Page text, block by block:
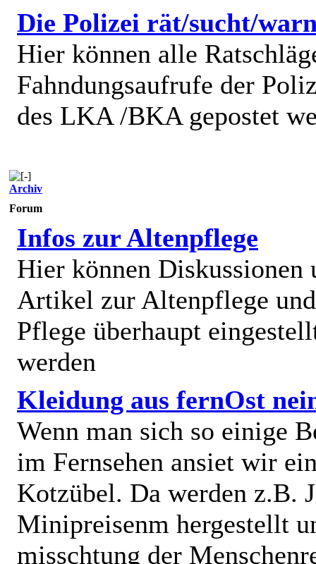
Die Polizei rät/sucht/
Hier können alle
Fahndungsaufrufe der
des LKA /BKA gepostet
Archiv
Forum
Infos zur Altenpflege
Hier können Diskussionen
Artikel zur Altenpflege
Pflege überhaupt
werden
Kleidung aus fernOst
Wenn man sich so einige
im Fernsehen ansiet wir
Kotzübel. Da werden z.B.
Minipreisenm hergestellt
misschtung der